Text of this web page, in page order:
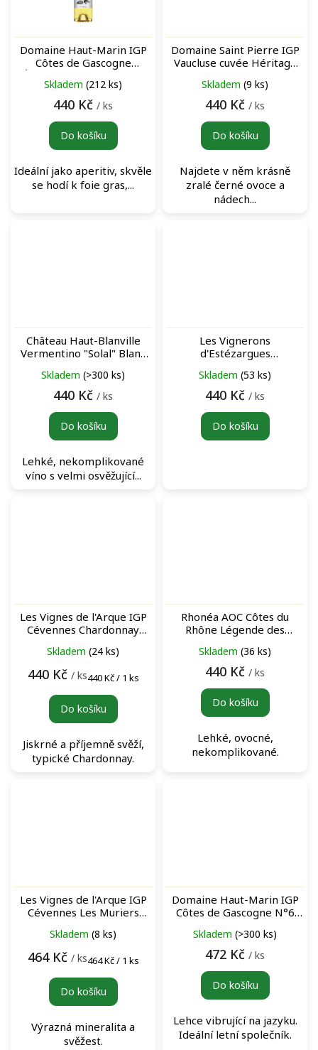
Domaine Haut-Marin IGP
Côtes de Gascogne
Blanc bílé víno
Skladem (212 ks)
440 Kč / ks
Do košíku
Ideální jako aperitiv, skvěle
se hodí k foie gras,...
Domaine Saint Pierre IGP
Vaucluse cuvée Héritage
Skladem (9 ks)
440 Kč / ks
Do košíku
Najdete v něm krásně
zralé černé ovoce a
nádech...
Château Haut-Blanville
Vermentino "Solal" Blanc
Skladem (>300 ks)
440 Kč / ks
Do košíku
Lehké, nekomplikované
víno s velmi osvěžující...
Les Vignerons
d'Estézargues
Rouge červené víno
Skladem (53 ks)
440 Kč / ks
Do košíku
Les Vignes de l'Arque IGP
Cévennes Chardonnay
Skladem (24 ks)
440 Kč / ksMěrná
440 Kč / 1 ks
Do košíku
Jiskrné a příjemně svěží,
typické Chardonnay.
Rhonéa AOC Côtes du
Rhône Légende des
Skladem (36 ks)
440 Kč / ks
Do košíku
Lehké, ovocné,
nekomplikované.
Les Vignes de l'Arque IGP
Cévennes Les Muriers
Skladem (8 ks)
464 Kč / ksMěrná
464 Kč / 1 ks
Do košíku
Výrazná mineralita a
svěžest.
Domaine Haut-Marin IGP
Côtes de Gascogne N°6
Skladem (>300 ks)
472 Kč / ks
Do košíku
Lehce vibrující na jazyku.
Ideální letní společník.